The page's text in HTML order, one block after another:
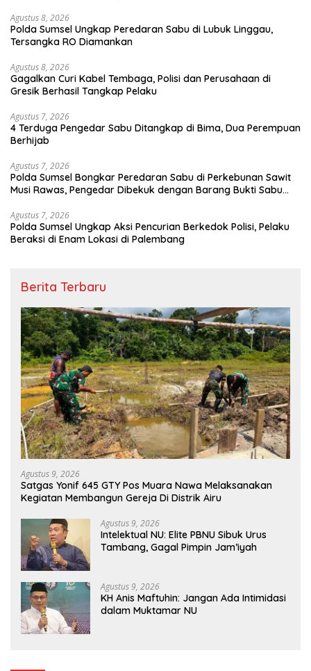
Agustus 8, 2026
Polda Sumsel Ungkap Peredaran Sabu di Lubuk Linggau,
Tersangka RO Diamankan
Agustus 8, 2026
Gagalkan Curi Kabel Tembaga, Polisi dan Perusahaan di
Gresik Berhasil Tangkap Pelaku
Agustus 7, 2026
4 Terduga Pengedar Sabu Ditangkap di Bima, Dua Perempuan
Berhijab
Agustus 7, 2026
Polda Sumsel Bongkar Peredaran Sabu di Perkebunan Sawit
Musi Rawas, Pengedar Dibekuk dengan Barang Bukti Sabu
Agustus 7, 2026
Polda Sumsel Ungkap Aksi Pencurian Berkedok Polisi, Pelaku
Beraksi di Enam Lokasi di Palembang
Berita Terbaru
Agustus 9, 2026
Satgas Yonif 645 GTY Pos Muara Nawa Melaksanakan
Kegiatan Membangun Gereja Di Distrik Airu
Agustus 9, 2026
Intelektual NU: Elite PBNU Sibuk Urus
Tambang, Gagal Pimpin Jam’iyah
Agustus 9, 2026
KH Anis Maftuhin: Jangan Ada Intimidasi
dalam Muktamar NU